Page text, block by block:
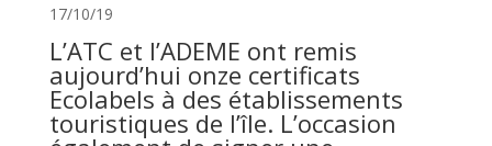
17/10/19
L’ATC et l’ADEME ont remis
aujourd’hui onze certificats
Ecolabels à des établissements
touristiques de l’île. L’occasion